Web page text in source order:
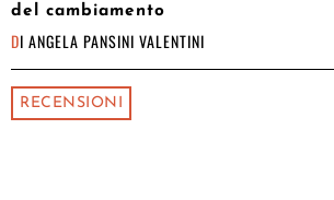
del cambiamento
DI ANGELA PANSINI VALENTINI
RECENSIONI